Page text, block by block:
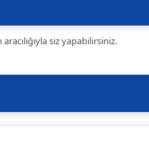
siz yapabilirsiniz.